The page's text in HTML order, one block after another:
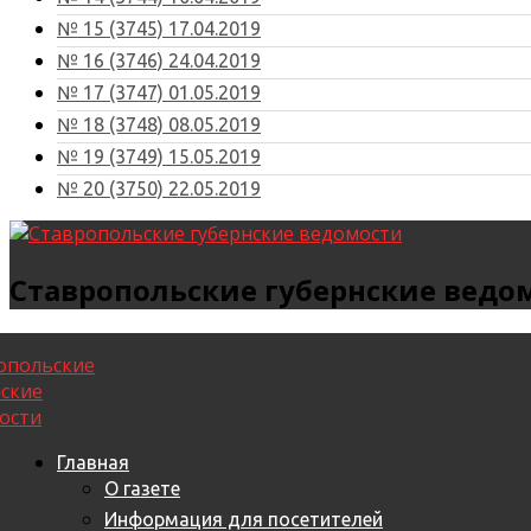
№ 15 (3745) 17.04.2019
№ 16 (3746) 24.04.2019
№ 17 (3747) 01.05.2019
№ 18 (3748) 08.05.2019
№ 19 (3749) 15.05.2019
№ 20 (3750) 22.05.2019
Ставропольские губернские
Главная
О газете
Информация для посетителей